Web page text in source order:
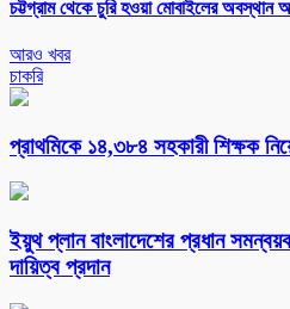
চট্টগ্রাম থেকে চুরি হওয়া মোবাইলের অবস্থান
আরও খবর
চাকরি
প্রাথমিকে ১৪,৩৮৪ সহকারী শিক্ষক
ইয়ুথ প্লান বাংলাদেশের প্রধান
দায়িত্ব প্রদান